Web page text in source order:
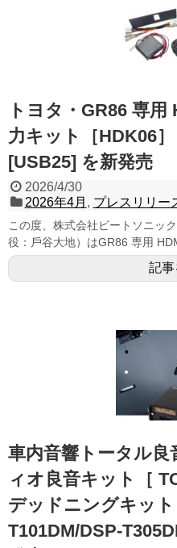
トヨタ・GR86 専⽤
⼒キット［HDK06
[USB25] を新発売
2026/4/30
2026年4月 , プレスリリー
この度、株式会社ビートソニッ
役：⼾⾕⼤地）はGR86 専⽤
記事
車内音響トータル
ィオ良音キット［
デッドニングキッ
T101DM/DSP-